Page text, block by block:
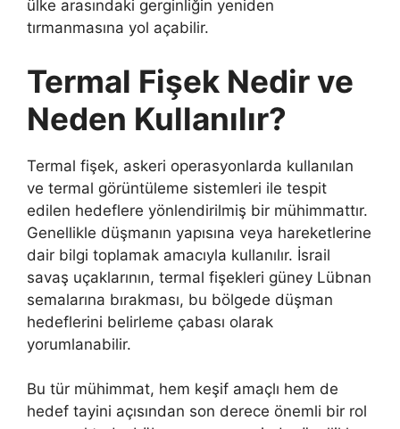
ülke arasındaki gerginliğin yeniden
tırmanmasına yol açabilir.
Termal Fişek Nedir ve
Neden Kullanılır?
Termal fişek, askeri operasyonlarda kullanılan
ve termal görüntüleme sistemleri ile tespit
edilen hedeflere yönlendirilmiş bir mühimmattır.
Genellikle düşmanın yapısına veya hareketlerine
dair bilgi toplamak amacıyla kullanılır. İsrail
savaş uçaklarının, termal fişekleri güney Lübnan
semalarına bırakması, bu bölgede düşman
hedeflerini belirleme çabası olarak
yorumlanabilir.
Bu tür mühimmat, hem keşif amaçlı hem de
hedef tayini açısından son derece önemli bir rol